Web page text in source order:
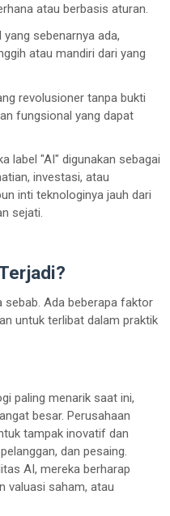
atau berbasis aturan.
sebenarnya ada,
atau mandiri dari yang
revolusioner tanpa bukti
fungsional yang dapat
label "AI" digunakan sebagai
investasi, atau
inti teknologinya jauh dari
sejati.
sebab. Ada beberapa faktor
untuk terlibat dalam praktik
paling menarik saat ini,
besar. Perusahaan
tampak inovatif dan
dan pesaing.
AI, mereka berharap
valuasi saham, atau